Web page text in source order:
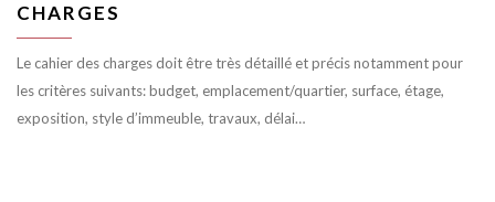
CHARGES
Le cahier des charges doit être très détaillé et précis notamment pour
les critères suivants: budget, emplacement/quartier, surface, étage,
exposition, style d’immeuble, travaux, délai…